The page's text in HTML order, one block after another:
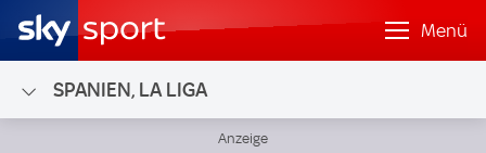
Menü
SPANIEN, LA LIGA